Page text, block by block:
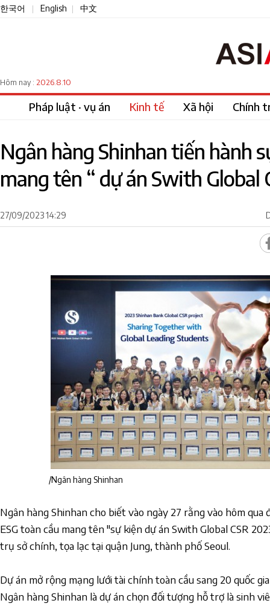
한국어 English 中文
Hôm nay : 2026.8.10
Pháp luật · vụ án Kinh tế Xã hội Chính
Ngân hàng Shinhan tiến hành
mang tên “ dự án Swith Global
27/09/2023 14:29
/Ngân hàng Shinhan
Ngân hàng Shinhan cho biết vào ngày 27 rằng vào hôm
ESG toàn cầu mang tên "sự kiện dự án Swith Global CSR
trụ sở chính, tọa lạc tại quận Jung, thành phố Seoul.
Dự án mở rộng mạng lưới tài chính toàn cầu sang 20 quốc
Ngân hàng Shinhan là dự án chọn đối tượng hỗ trợ là sinh